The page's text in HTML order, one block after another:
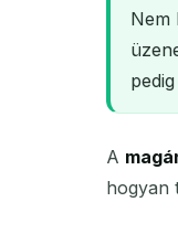
Nem
A
hogyan